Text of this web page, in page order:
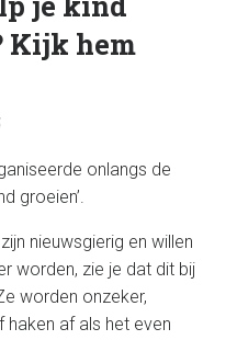
Kijk hem
onlangs de
groeien’.
nieuwsgierig en willen
worden, zie je dat dit bij
worden onzeker,
haken af als het even